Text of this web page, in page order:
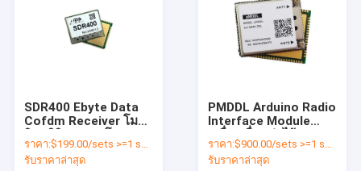
SDR400 Ebyte Data
Cofdm Receiver โมดูล
ราคา:$199.00/sets >=1 sets
รับราคาล่าสุด
PMDDL Arduino Radio
Interface Module
ราคา:$900.00/sets >=1 sets
รับราคาล่าสุด